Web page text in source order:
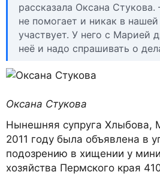
рассказала Оксана
не помогает и никак в
участвует. У него с Марией
неё и надо спрашивать о
Оксана Стукова
Нынешняя супруга Хлыбова,
2011 году была объявлена в
подозрению в хищении у
хозяйства Пермского края